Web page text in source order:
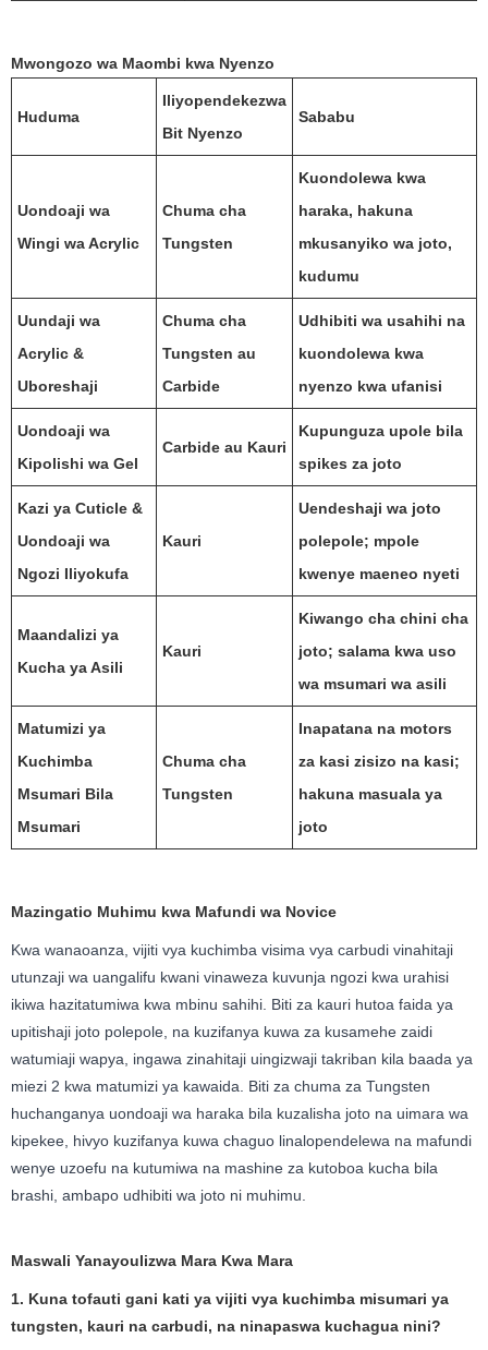
Mwongozo wa Maombi kwa Nyenzo
Huduma
Iliyopendekezwa
Bit Nyenzo
Sababu
Uondoaji wa
Wingi wa Acrylic
Chuma cha
Tungsten
Kuondolewa kwa
haraka, hakuna
mkusanyiko wa joto,
kudumu
Uundaji wa
Acrylic &
Uboreshaji
Chuma cha
Tungsten au
Carbide
Udhibiti wa usahihi na
kuondolewa kwa
nyenzo kwa ufanisi
Uondoaji wa
Kipolishi wa Gel
Carbide au Kauri
Kupunguza upole bila
spikes za joto
Kazi ya Cuticle &
Uondoaji wa
Ngozi Iliyokufa
Kauri
Uendeshaji wa joto
polepole; mpole
kwenye maeneo nyeti
Maandalizi ya
Kucha ya Asili
Kauri
Kiwango cha chini cha
joto; salama kwa uso
wa msumari wa asili
Matumizi ya
Kuchimba
Msumari Bila
Msumari
Chuma cha
Tungsten
Inapatana na motors
za kasi zisizo na kasi;
hakuna masuala ya
joto
Mazingatio Muhimu kwa Mafundi wa Novice
Kwa wanaoanza, vijiti vya kuchimba visima vya carbudi vinahitaji
utunzaji wa uangalifu kwani vinaweza kuvunja ngozi kwa urahisi
ikiwa hazitatumiwa kwa mbinu sahihi. Biti za kauri hutoa faida ya
upitishaji joto polepole, na kuzifanya kuwa za kusamehe zaidi
watumiaji wapya, ingawa zinahitaji uingizwaji takriban kila baada ya
miezi 2 kwa matumizi ya kawaida. Biti za chuma za Tungsten
huchanganya uondoaji wa haraka bila kuzalisha joto na uimara wa
kipekee, hivyo kuzifanya kuwa chaguo linalopendelewa na mafundi
wenye uzoefu na kutumiwa na mashine za kutoboa kucha bila
brashi, ambapo udhibiti wa joto ni muhimu.
Maswali Yanayoulizwa Mara Kwa Mara
1. Kuna tofauti gani kati ya vijiti vya kuchimba misumari ya
tungsten, kauri na carbudi, na ninapaswa kuchagua nini?